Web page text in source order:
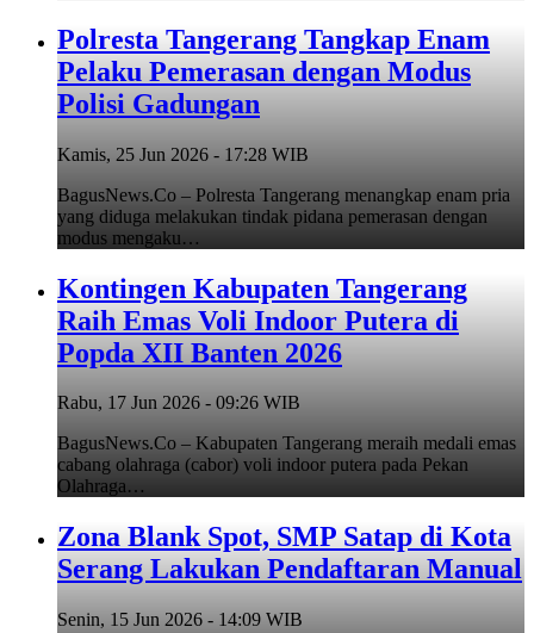
Polresta Tangerang Tangkap Enam
Pelaku Pemerasan dengan Modus
Polisi Gadungan
Kamis, 25 Jun 2026 - 17:28 WIB
BagusNews.Co – Polresta Tangerang menangkap enam pria
yang diduga melakukan tindak pidana pemerasan dengan
modus mengaku…
Kontingen Kabupaten Tangerang
Raih Emas Voli Indoor Putera di
Popda XII Banten 2026
Rabu, 17 Jun 2026 - 09:26 WIB
BagusNews.Co – Kabupaten Tangerang meraih medali emas
cabang olahraga (cabor) voli indoor putera pada Pekan
Olahraga…
Zona Blank Spot, SMP Satap di Kota
Serang Lakukan Pendaftaran Manual
Senin, 15 Jun 2026 - 14:09 WIB